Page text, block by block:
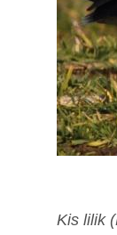
Kis lilik